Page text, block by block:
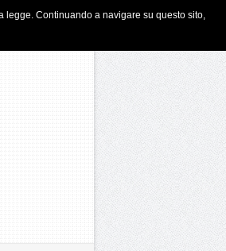
legge. Continuando a navigare su questo sito,